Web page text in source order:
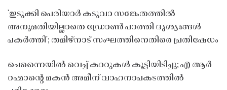
'ഇടുക്കി പെരിയാർ കടുവാ സങ്കേതത്തിൽ
അനുമതിയില്ലാതെ ഡ്രോൺ പറത്തി ദൃശ്യങ്ങൾ
പകർത്തി'; തമിഴ്നാട് സംഘത്തിനെതിരെ പ്രതിഷേധം
ചെന്നൈയിൽ വെച്ച് കാറുകൾ കൂട്ടിയിടിച്ചു; എ ആർ
റഹ്മാൻ്റെ മകൻ അമീന് വാഹനാപകടത്തിൽ